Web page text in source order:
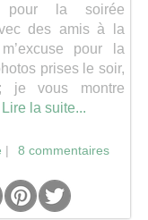
pour la soirée
des amis à la
pour la
prises le soir,
je vous montre
Lire la suite...
| 8 commentaires